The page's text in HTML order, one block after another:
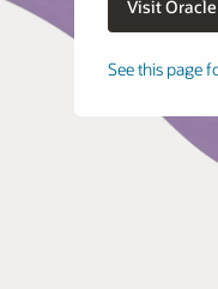
See this page